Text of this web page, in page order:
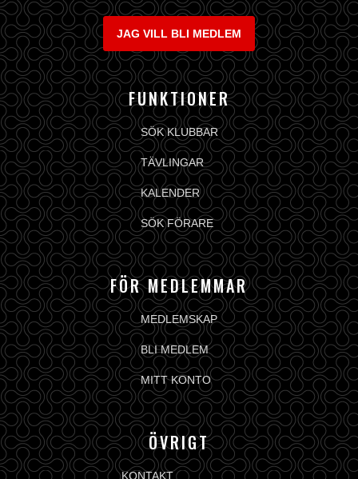
JAG VILL BLI MEDLEM
FUNKTIONER
SÖK KLUBBAR
TÄVLINGAR
KALENDER
SÖK FÖRARE
FÖR MEDLEMMAR
MEDLEMSKAP
BLI MEDLEM
MITT KONTO
ÖVRIGT
KONTAKT